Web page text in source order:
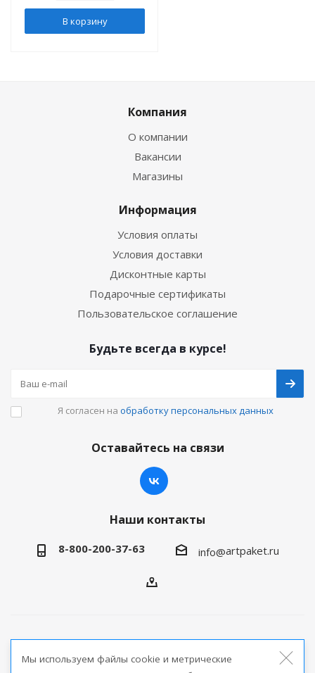
В корзину
Компания
О компании
Вакансии
Магазины
Информация
Условия оплаты
Условия доставки
Дисконтные карты
Подарочные сертификаты
Пользовательское соглашение
Будьте всегда в курсе!
Я согласен на обработку персональных данных
Оставайтесь на связи
Наши контакты
8-800-200-37-63 info@artpaket.ru
продукции
Мы используем файлы cookie и метрические